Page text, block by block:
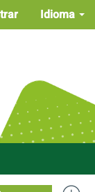
Idioma